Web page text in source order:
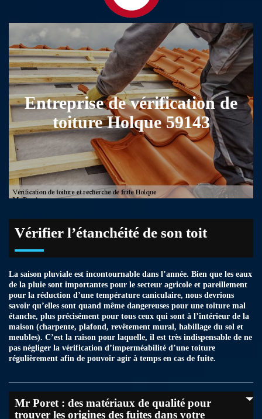
Entreprise de vérification de
toiture Holque 59143
Vérifier l’étanchéité de son toit
La saison pluviale est incontournable dans l’année. Bien que les eaux
de la pluie sont importantes pour le secteur agricole et pareillement
pour la réduction d’une température caniculaire, nous devrions
savoir qu’elles sont quand même dangereuses pour une toiture mal
étanche, plus précisément pour tous ceux qui sont à l’intérieur de la
maison (charpente, plafond, revêtement mural, habillage du sol et
meubles). C’est la raison pour laquelle, il est très indispensable de ne
pas négliger la vérification d’imperméabilité d’une toiture
régulièrement afin de pouvoir agir à temps en cas de fuite.
Mr Poret : des matériaux de qualité pour
trouver les origines des fuites dans votre